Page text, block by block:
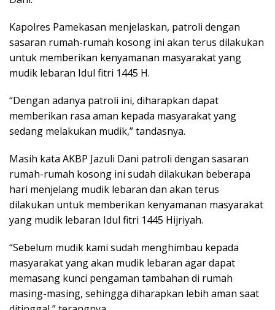
Kapolres Pamekasan menjelaskan, patroli dengan
sasaran rumah-rumah kosong ini akan terus dilakukan
untuk memberikan kenyamanan masyarakat yang
mudik lebaran Idul fitri 1445 H.
“Dengan adanya patroli ini, diharapkan dapat
memberikan rasa aman kepada masyarakat yang
sedang melakukan mudik,” tandasnya.
Masih kata AKBP Jazuli Dani patroli dengan sasaran
rumah-rumah kosong ini sudah dilakukan beberapa
hari menjelang mudik lebaran dan akan terus
dilakukan untuk memberikan kenyamanan masyarakat
yang mudik lebaran Idul fitri 1445 Hijriyah.
“Sebelum mudik kami sudah menghimbau kepada
masyarakat yang akan mudik lebaran agar dapat
memasang kunci pengaman tambahan di rumah
masing-masing, sehingga diharapkan lebih aman saat